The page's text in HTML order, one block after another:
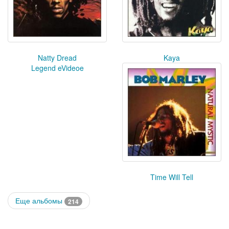
Natty Dread
Kaya
Legend eVideoe
Time Will Tell
Еще альбомы 214